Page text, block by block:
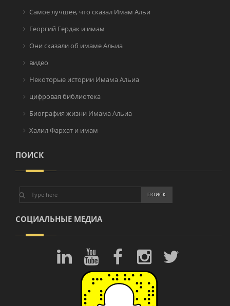
Самое лучшее, что сказал Имам Альи
Георгий Гердак и имам
Они сказали об имаме Альиа
видео
Некоторые истории Имама Альиа
цифровая библиотека
Биография жизни Имама Альиа
Халил Фархат и имам
ПОИСК
СОЦИАЛЬНЫЕ МЕДИА